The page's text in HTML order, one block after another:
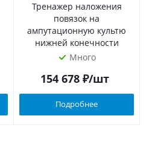
Тренажер наложения
повязок на
ампутационную культю
нижней конечности
Много
154 678₽/шт
Подробнее